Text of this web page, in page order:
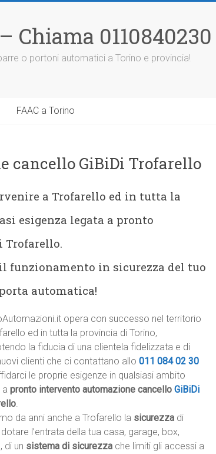
0110840230
o portoni automatici a Torino e provincia!
FAAC a Torino
cancello GiBiDi Trofarello
a Trofarello ed in tutta la
esigenza legata a pronto
Trofarello.
funzionamento in sicurezza del tuo
automatica!
opera con successo nel territorio
ed in tutta la provincia di Torino,
la fiducia di una clientela fidelizzata e di
clienti che ci contattano allo 011 084 02 30
le proprie esigenze in qualsiasi ambito
a pronto intervento automazione cancello GiBiDi
.
da anni anche a Trofarello la sicurezza di
l’entrata della tua casa, garage, box,
di un sistema di sicurezza che limiti gli accessi a